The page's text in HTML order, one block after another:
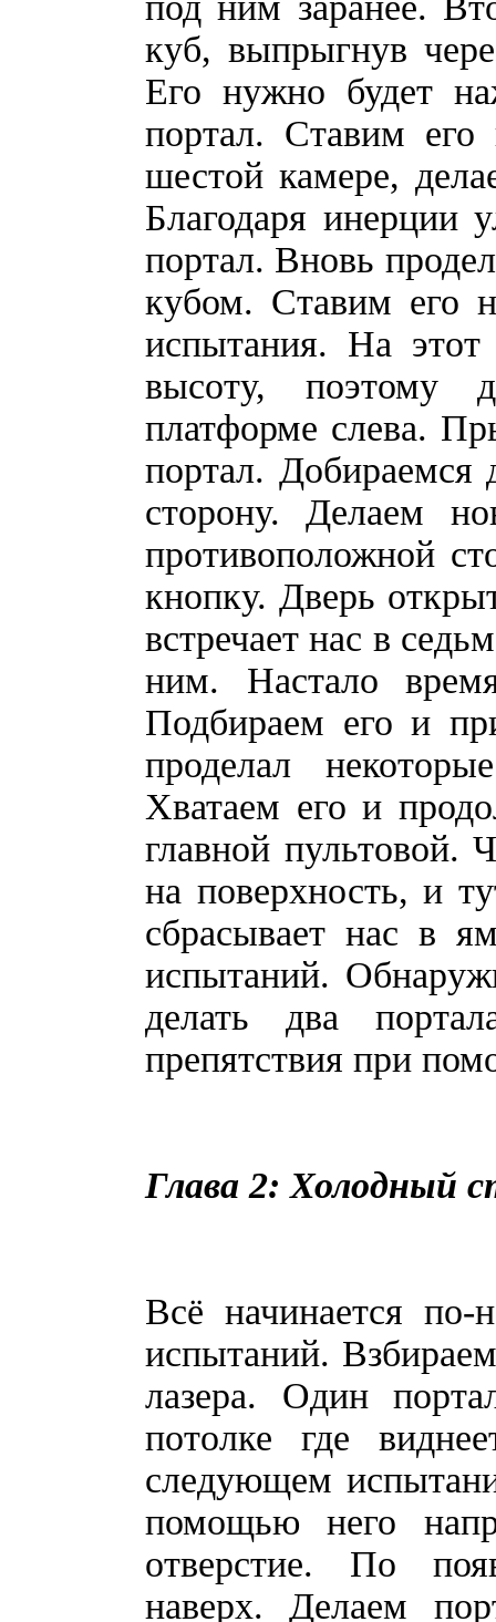
куб, выпрыгнув
Его нужно будет
портал. Ставим
шестой камере,
Благодаря инерции
портал. Вновь
кубом. Ставим его
испытания. На
высоту, поэтому
платформе слева.
портал. Добираемся
сторону. Делаем
противоположной
кнопку. Дверь
встречает нас в
ним. Настало
Подбираем его и
проделал
Хватаем его и
главной пультовой.
на поверхность, и
сбрасывает нас в
испытаний.
делать два
препятствия при
Глава 2: Холодный
Всё начинается
испытаний.
лазера. Один
потолке где
следующем
помощью него
отверстие. По
наверх. Делаем